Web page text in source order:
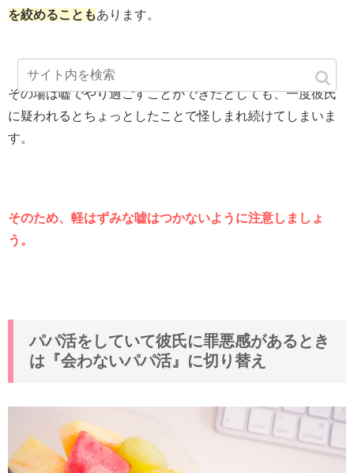
を絞めることもあります。
その場は嘘でやり過ごすことができたとしても、一度彼氏
に疑われるとちょっとしたことで怪しまれ続けてしまいま
す。
そのため、軽はずみな嘘はつかないように注意しましょ
う。
パパ活をしていて彼氏に罪悪感があるとき
は『会わないパパ活』に切り替え